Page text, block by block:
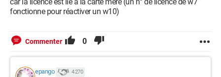
fonctionne pour réactiver un w10)
Commenter 0
epango 4 270